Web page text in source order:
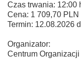
Czas trwania: 12:00
Cena: 1 709,70 PLN
Termin: 12.08.2026
Organizator:
Centrum